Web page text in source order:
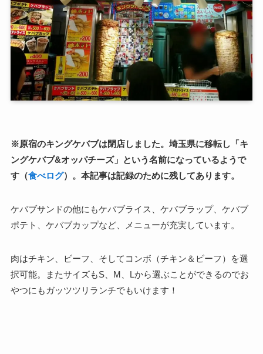
※原宿のキングケバブは閉店しました。埼玉県に移転し「キ
ングケバブ&オッパチーズ」という名前になっているようで
す（食べログ）。本記事は記録のために残してあります。
ケバブサンドの他にもケバブライス、ケバブラップ、ケバブ
ポテト、ケバブカップなど、メニューが充実しています。
肉はチキン、ビーフ、そしてコンボ（チキン＆ビーフ）を選
択可能。またサイズもS、M、Lから選ぶことができるのでお
やつにもガッツツリランチでもいけます！